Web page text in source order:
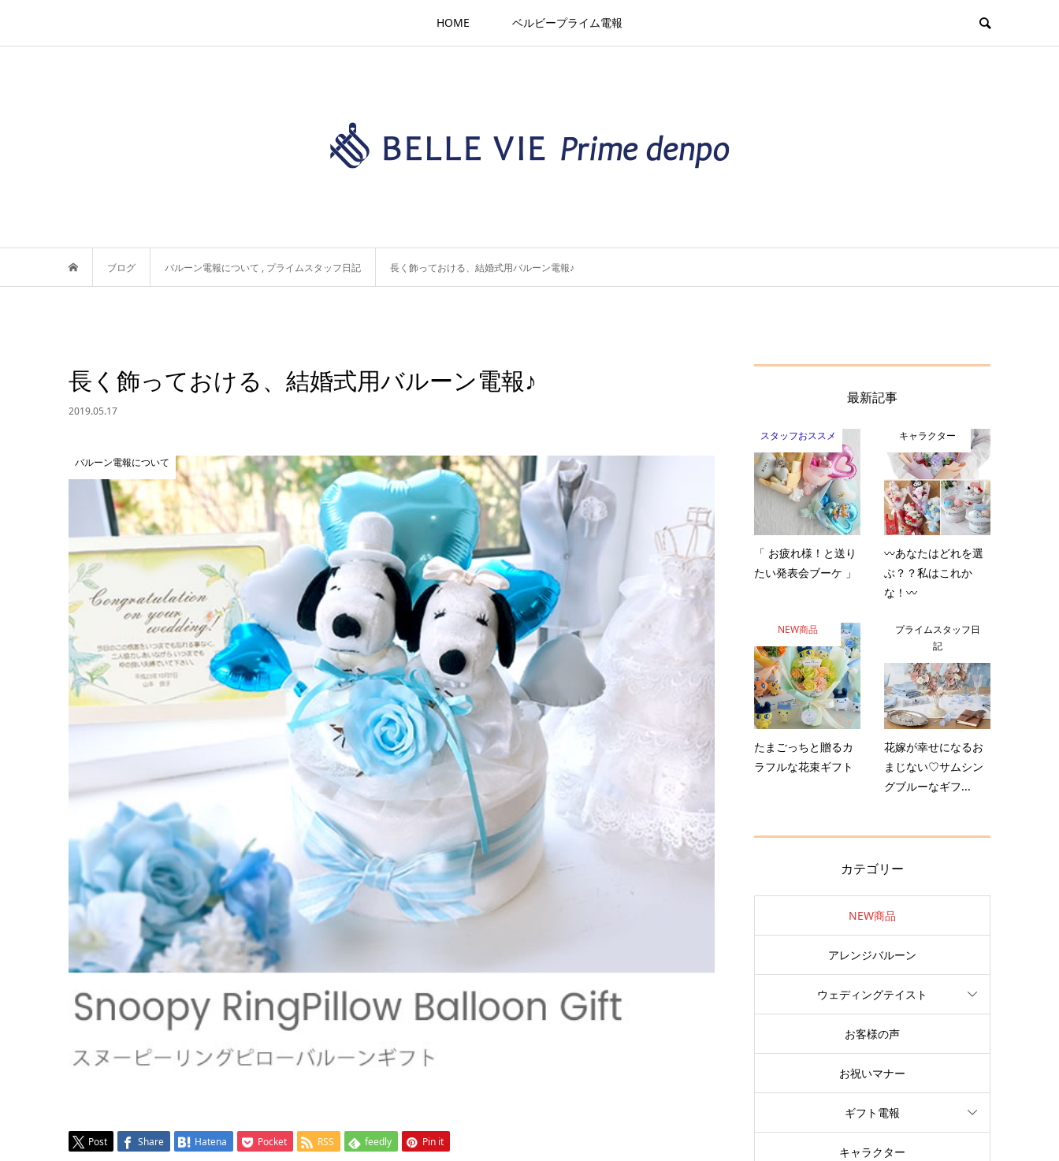
HOME ベルビープライム電報
ブログ バルーン電報について , プライムスタッフ日記 長く飾っておける、結婚式用バルーン電報♪
長く飾っておける、結婚式用バルーン電報♪
2019.05.17
バルーン電報について
Post Share Hatena Pocket RSS feedly Pin it
最新記事
スタッフおススメ
「 お疲れ様！と送り
たい発表会ブーケ 」
キャラクター
〰️あなたはどれを選
ぶ？？私はこれか
な！〰️
NEW商品
たまごっちと贈るカ
ラフルな花束ギフト
プライムスタッフ日
記
花嫁が幸せになるお
まじない♡サムシン
グブルーなギフ...
カテゴリー
NEW商品
アレンジバルーン
ウェディングテイスト
お客様の声
お祝いマナー
ギフト電報
キャラクター